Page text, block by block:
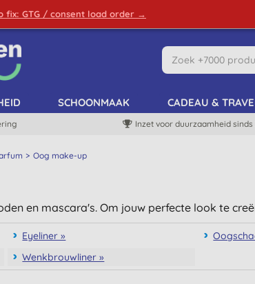
fix: GTG / consent load order →
SCHOONMAAK CADEAU &
Inzet voor duurzaamheid sinds
Oog make-up
en mascara's. Om jouw perfecte look te
Eyeliner »
Wenkbrouwliner »